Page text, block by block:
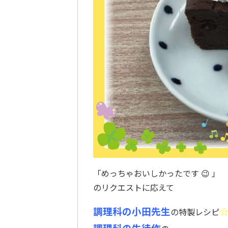
「めっちゃおいしかったです 😉 」
のリクエストに応えて
調理科の小田先生の特製レシピ